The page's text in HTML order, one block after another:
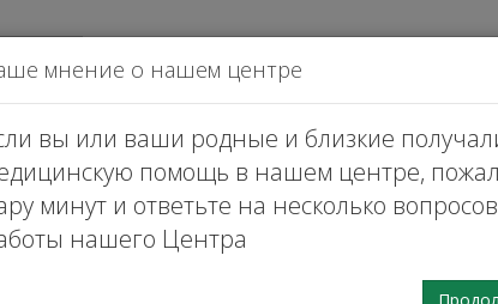
средамнение о нашем центре
вы или ваши родные и близкие
помощь в нашем центре,
минут и ответьте на несколько
нашего Центра